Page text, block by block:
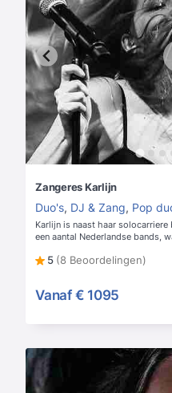
Zangeres Karlijn
Duo's, DJ & Zang, Pop
Karlijn is naast haar
een aantal Nederlandse bands,
5 (8 Beoordelingen)
Vanaf € 1095